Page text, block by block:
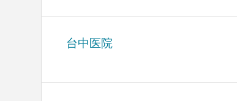
台中医院